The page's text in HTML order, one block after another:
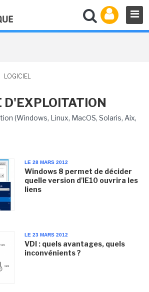
LOGICIEL
D'EXPLOITATION
(Windows, Linux, MacOS, Solaris, Aix,
LE 28 MARS 2012
Windows 8 permet de décider
quelle version d'IE10 ouvrira les
liens
LE 23 MARS 2012
VDI : quels avantages, quels
inconvénients ?